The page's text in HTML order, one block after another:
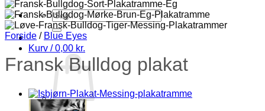
Søg
efter:
Kurv /0,00 kr.
Forside / Blue Eyes
Fransk Bulldog plakat